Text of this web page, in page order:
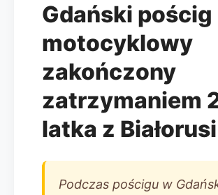
Gdański pościg
motocyklowy
zakończony
zatrzymaniem
latka z Białorusi
Podczas pościgu w